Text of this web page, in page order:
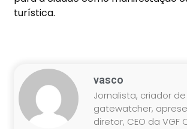
turística.
vasco
Jornalista, criador
gatewatcher,
diretor, CEO da